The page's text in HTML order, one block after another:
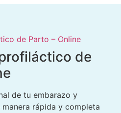
de
de tu embarazo y
rápida y completa